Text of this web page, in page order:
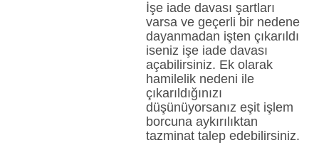
İşe iade davası şartları
varsa ve geçerli bir nedene
dayanmadan işten çıkarıldı
iseniz işe iade davası
açabilirsiniz. Ek olarak
hamilelik nedeni ile
çıkarıldığınızı
düşünüyorsanız eşit işlem
borcuna aykırılıktan
tazminat talep edebilirsiniz.